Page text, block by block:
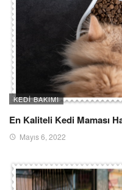
KEDI BAKIMI
En Kaliteli Kedi Maması
Mayıs 6, 2022